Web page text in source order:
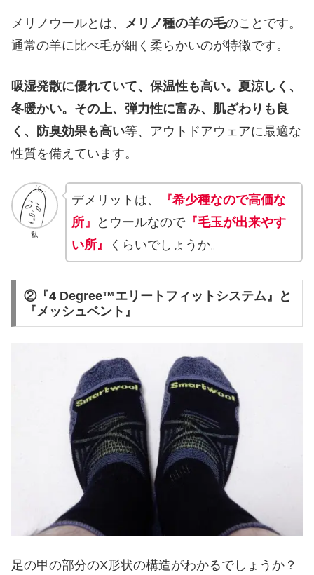
メリノウールとは、 メリノ種の羊の毛のことです。
通常の羊に比べ毛が細く柔らかいのが特徴です。
吸湿発散に優れていて、保温性も高い。夏涼しく、
冬暖かい。その上、弾力性に富み、肌ざわりも良
く、防臭効果も高い等、アウトドアウェアに最適な
性質を備えています。
私
デメリットは、
『希少種なので高価な
所』
とウールなので『毛玉が出来やす
い所』
くらいでしょうか。
②『4 Degree™エリートフィットシステム』と
『メッシュベント』
足の甲の部分のX形状の構造がわかるでしょうか？